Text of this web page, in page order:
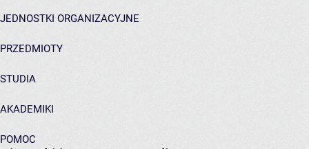
JEDNOSTKI ORGANIZACYJNE
PRZEDMIOTY
STUDIA
AKADEMIKI
POMOC